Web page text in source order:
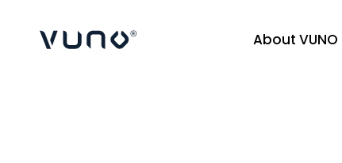
(주) 뷰노 About VUNO